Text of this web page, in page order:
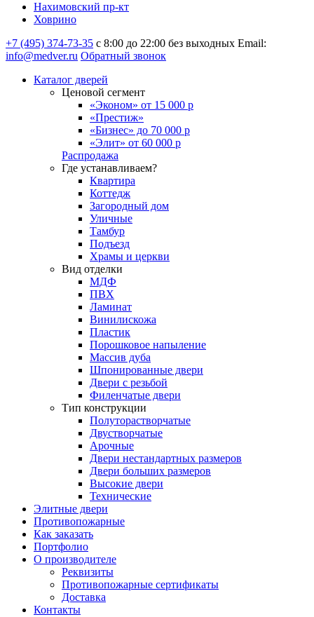
Нахимовский пр-кт
Ховрино
+7 (495) 374-73-35 с 8:00 до 22:00 без выходных Email:
info@medver.ru Обратный звонок
Каталог дверей
Ценовой сегмент
«Эконом» от 15 000 р
«Престиж»
«Бизнес» до 70 000 р
«Элит» от 60 000 р
Распродажа
Где устанавливаем?
Квартира
Коттедж
Загородный дом
Уличные
Тамбур
Подъезд
Храмы и церкви
Вид отделки
МДФ
ПВХ
Ламинат
Винилискожа
Пластик
Порошковое напыление
Массив дуба
Шпонированные двери
Двери с резьбой
Филенчатые двери
Тип конструкции
Полуторастворчатые
Двустворчатые
Арочные
Двери нестандартных размеров
Двери больших размеров
Высокие двери
Технические
Элитные двери
Противопожарные
Как заказать
Портфолио
О производителе
Реквизиты
Противопожарные сертификаты
Доставка
Контакты